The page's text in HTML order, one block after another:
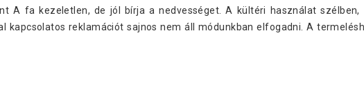
A fa kezeletlen, de jól bírja a nedvességet. A kültéri használat szélben,
kapcsolatos reklamációt sajnos nem áll módunkban elfogadni. A